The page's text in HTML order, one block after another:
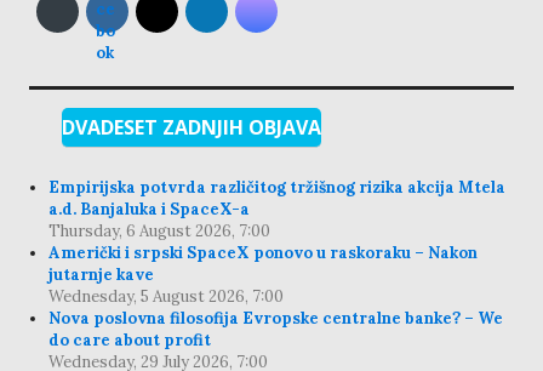
DVADESET ZADNJIH OBJAVA
Empirijska potvrda različitog tržišnog rizika akcija Mtela
a.d. Banjaluka i SpaceX-a
Thursday, 6 August 2026, 7:00
Američki i srpski SpaceX ponovo u raskoraku – Nakon
jutarnje kave
Wednesday, 5 August 2026, 7:00
Nova poslovna filosofija Evropske centralne banke? – We
do care about profit
Wednesday, 29 July 2026, 7:00